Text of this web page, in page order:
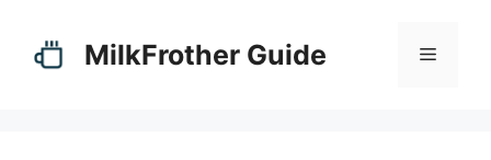
content
MilkFrother Guide Menu